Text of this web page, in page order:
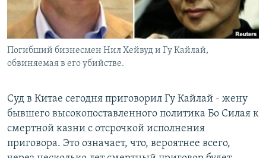
Погибший бизнесмен Нил Хейвуд и Гу Кайлай,
обвиняемая в его убийстве.
Суд в Китае сегодня приговорил Гу Кайлай - жену
бывшего высокопоставленного политика Бо Силая к
смертной казни с отсрочкой исполнения
приговора. Это означает, что, вероятнее всего,